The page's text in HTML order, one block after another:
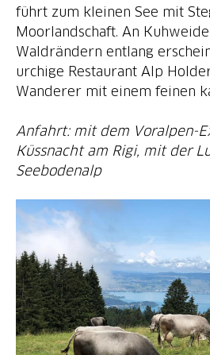
führt zum kleinen See mit
Moorlandschaft. An
Waldrändern entlang
urchige Restaurant Alp
Anfahrt: mit dem Voralpen-
Küssnacht am Rigi, mit der
Seebodenalp